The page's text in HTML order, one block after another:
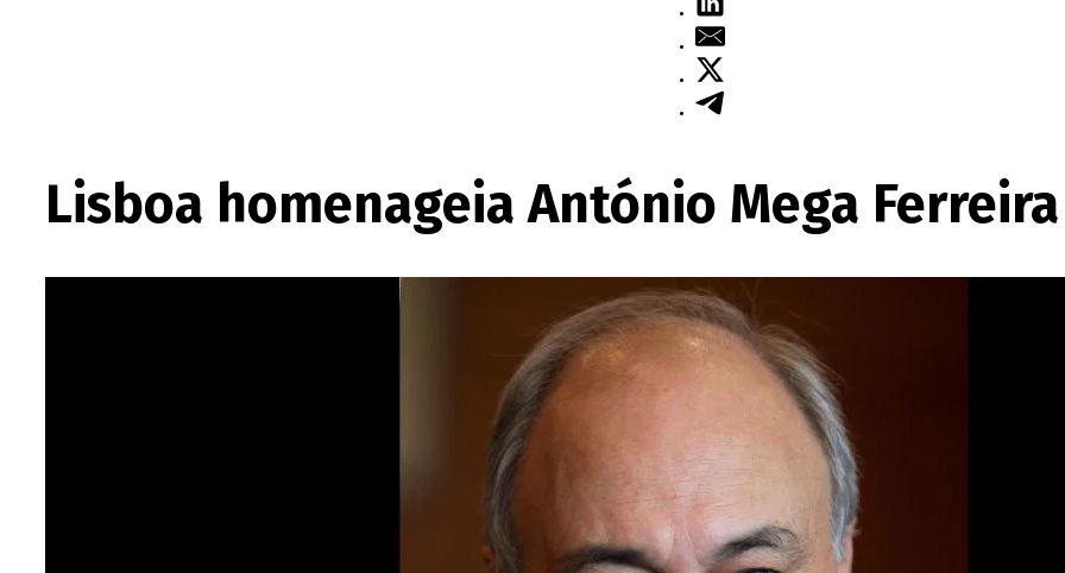
Lisboa homenageia António Mega Ferreira